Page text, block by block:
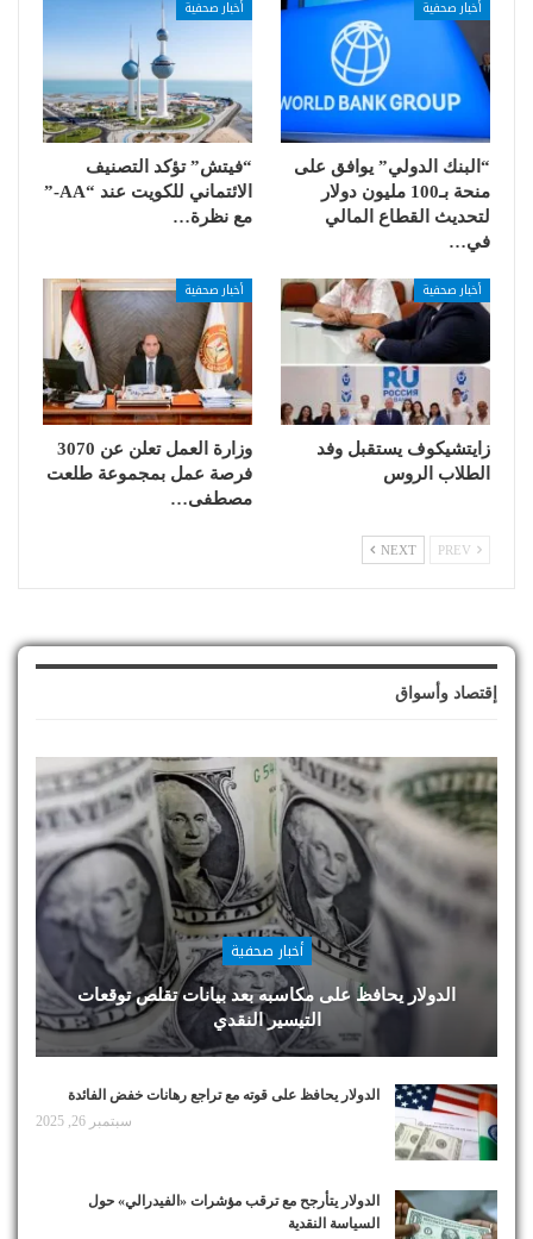
أخبار صحفية
“البنك الدولي” يوافق على
منحة بـ100 مليون دولار
لتحديث القطاع المالي
في…
أخبار صحفية
“فيتش” تؤكد التصنيف
الائتماني للكويت عند “AA-”
مع نظرة…
أخبار صحفية
زايتشيكوف يستقبل وفد
الطلاب الروس
أخبار صحفية
وزارة العمل تعلن عن 3070
فرصة عمل بمجموعة طلعت
مصطفى…
NEXT
إقتصاد وأسواق
أخبار صحفية
الدولار يحافظ على مكاسبه بعد بيانات تقلص توقعات
التيسير النقدي
الدولار يحافظ على قوته مع تراجع رهانات خفض الفائدة
سبتمبر 26, 2025
الدولار يتأرجح مع ترقب مؤشرات «الفيدرالي» حول
السياسة النقدية